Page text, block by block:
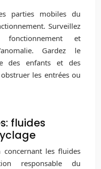
parties mobiles du
Surveillez
fonctionnement et
Gardez le
des enfants et des
les entrées ou
fluides
concernant les fluides
responsable du